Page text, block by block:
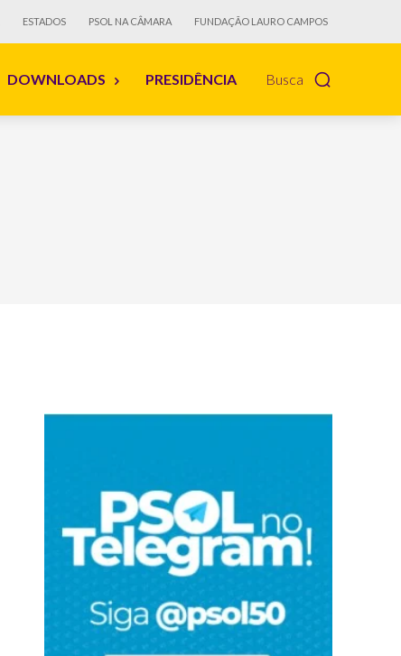
ESTADOS PSOL NA CÂMARA FUNDAÇÃO LAURO CAMPOS
Busca
DOWNLOADS PRESIDÊNCIA